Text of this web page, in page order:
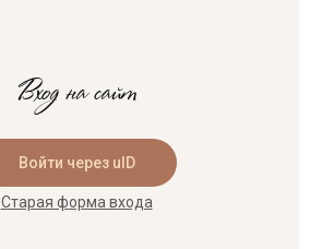
Вход на сайт
Войти через uID
Старая форма входа